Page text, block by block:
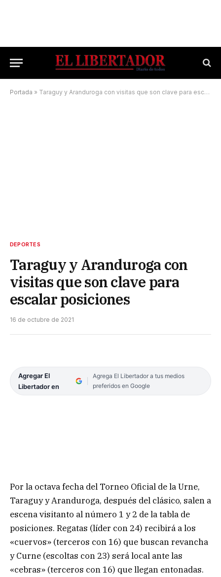
Portada » Taraguy y Aranduroga con visitas que son clave para escalar posiciones
DEPORTES
Taraguy y Aranduroga con
visitas que son clave para
escalar posiciones
16 de octubre de 2021
Agregar El
Libertador en
Agrega El Libertador a tus medios
preferidos en Google
Por la octava fecha del Torneo Oficial de la Urne,
Taraguy y Aranduroga, después del clásico, salen a
escena visitanto al número 1 y 2 de la tabla de
posiciones. Regatas (líder con 24) recibirá a los
«cuervos» (terceros con 16) que buscan revancha
y Curne (escoltas con 23) será local ante las
«cebras» (terceros con 16) que llegan entonadas.